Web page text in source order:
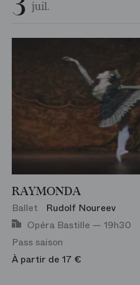
juil.
RAYMONDA
Ballet
Rudolf Noureev
Opéra Bastille — 19h30
Pass saison
À partir de 17 €